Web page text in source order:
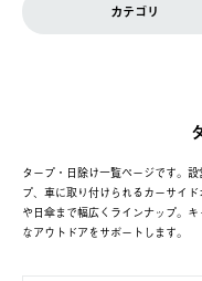
カテゴリ
タープ・日除け一覧ページです。
プ、車に取り付けられるカーサイ
や日傘まで幅広くラインナップ。
なアウトドアをサポートします。